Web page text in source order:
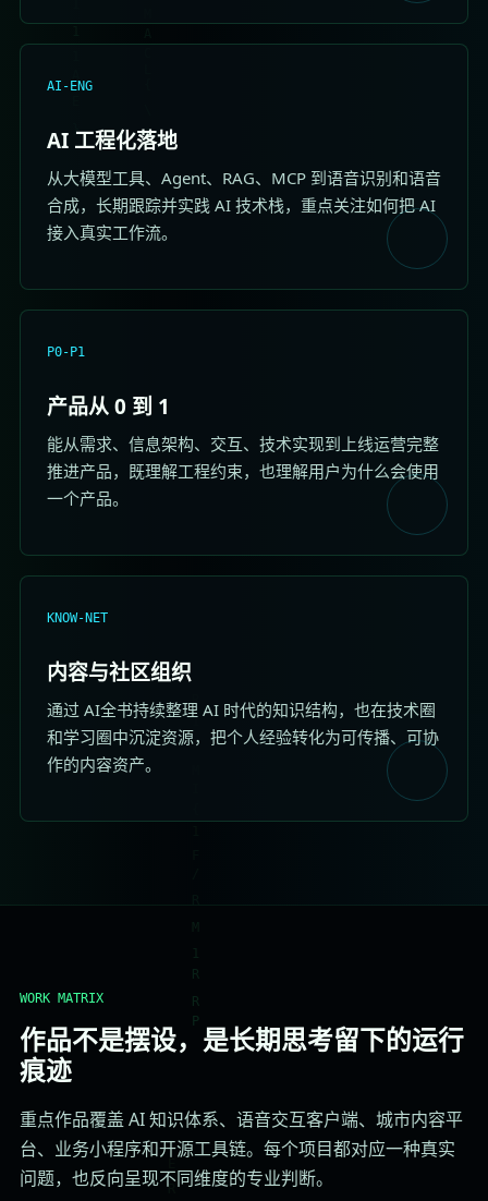
AI-ENG
AI 工程化落地
从大模型工具、Agent、RAG、MCP 到语音识别和语音
合成，长期跟踪并实践 AI 技术栈，重点关注如何把 AI
接入真实工作流。
P0-P1
产品从 0 到 1
能从需求、信息架构、交互、技术实现到上线运营完整
推进产品，既理解工程约束，也理解用户为什么会使用
一个产品。
KNOW-NET
内容与社区组织
通过 AI全书持续整理 AI 时代的知识结构，也在技术圈
和学习圈中沉淀资源，把个人经验转化为可传播、可协
作的内容资产。
WORK MATRIX
作品不是摆设，是长期思考留下的运行
痕迹
重点作品覆盖 AI 知识体系、语音交互客户端、城市内容平
台、业务小程序和开源工具链。每个项目都对应一种真实
问题，也反向呈现不同维度的专业判断。